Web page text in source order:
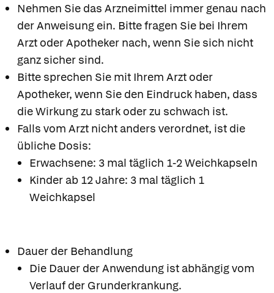
Nehmen Sie das Arzneimittel immer genau nach
der Anweisung ein. Bitte fragen Sie bei Ihrem
Arzt oder Apotheker nach, wenn Sie sich nicht
ganz sicher sind.
Bitte sprechen Sie mit Ihrem Arzt oder
Apotheker, wenn Sie den Eindruck haben, dass
die Wirkung zu stark oder zu schwach ist.
Falls vom Arzt nicht anders verordnet, ist die
übliche Dosis:
Erwachsene: 3 mal täglich 1-2 Weichkapseln
Kinder ab 12 Jahre: 3 mal täglich 1
Weichkapsel
Dauer der Behandlung
Die Dauer der Anwendung ist abhängig vom
Verlauf der Grunderkrankung.